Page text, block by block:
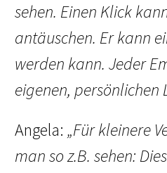
sehen. Einen Klick
antäuschen. Er kann
werden kann. Jeder
eigenen, persönlichen
Angela: „Für kleinere
man so z.B. sehen: